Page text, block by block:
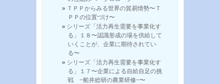
ＴＰＰからみる世界の貿易情勢〜Ｔ
ＰＰの位置づけ〜
シリーズ「活力再生需要を事業化す
る」１８〜認識形成の場を供給して
いくことが、企業に期待されてい
る〜
シリーズ「活力再生需要を事業化す
る」１７〜企業による自給自足の挑
戦 −船井総研の農業研修−〜